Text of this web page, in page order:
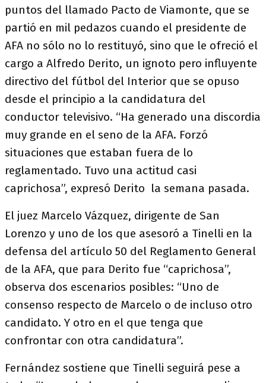
puntos del llamado Pacto de Viamonte, que se
partió en mil pedazos cuando el presidente de
AFA no sólo no lo restituyó, sino que le ofreció el
cargo a Alfredo Derito, un ignoto pero influyente
directivo del fútbol del Interior que se opuso
desde el principio a la candidatura del
conductor televisivo. “Ha generado una discordia
muy grande en el seno de la AFA. Forzó
situaciones que estaban fuera de lo
reglamentado. Tuvo una actitud casi
caprichosa”, expresó Derito la semana pasada.
El juez Marcelo Vázquez, dirigente de San
Lorenzo y uno de los que asesoró a Tinelli en la
defensa del artículo 50 del Reglamento General
de la AFA, que para Derito fue “caprichosa”,
observa dos escenarios posibles: “Uno de
consenso respecto de Marcelo o de incluso otro
candidato. Y otro en el que tenga que
confrontar con otra candidatura”.
Fernández sostiene que Tinelli seguirá pese a